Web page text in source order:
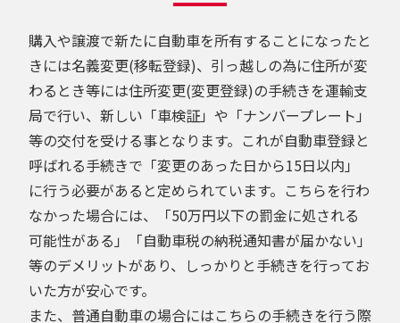
購入や譲渡で新たに自動車を所有することになったと
きには名義変更(移転登録)、引っ越しの為に住所が変
わるとき等には住所変更(変更登録)の手続きを運輸支
局で行い、新しい「車検証」や「ナンバープレート」
等の交付を受ける事となります。これが自動車登録と
呼ばれる手続きで「変更のあった日から15日以内」
に行う必要があると定められています。こちらを行わ
なかった場合には、「50万円以下の罰金に処される
可能性がある」「自動車税の納税通知書が届かない」
等のデメリットがあり、しっかりと手続きを行ってお
いた方が安心です。
また、普通自動車の場合にはこちらの手続きを行う際